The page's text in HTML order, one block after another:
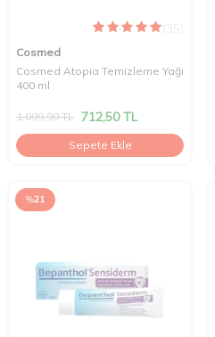
Cosmed
Cosmed Atopia Temizleme Yağı
400 ml
1.099,90TL 712,50TL
Sepete Ekle
%21